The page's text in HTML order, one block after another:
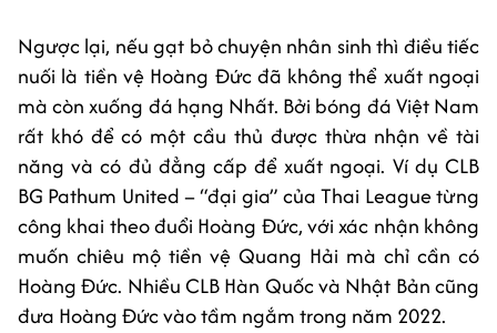
Ngược lại, nếu gạt bỏ chuyện nhân sinh thì điều tiếc
nuối là tiền vệ Hoàng Đức đã không thể xuất ngoại
mà còn xuống đá hạng Nhất. Bởi bóng đá Việt Nam
rất khó để có một cầu thủ được thừa nhận về tài
năng và có đủ đẳng cấp để xuất ngoại. Ví dụ CLB
BG Pathum United – “đại gia” của Thai League từng
công khai theo đuổi Hoàng Đức, với xác nhận không
muốn chiêu mộ tiền vệ Quang Hải mà chỉ cần có
Hoàng Đức. Nhiều CLB Hàn Quốc và Nhật Bản cũng
đưa Hoàng Đức vào tầm ngắm trong năm 2022.